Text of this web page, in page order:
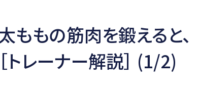
もの筋肉を鍛えると、
トレーナー解説］ (1/2)